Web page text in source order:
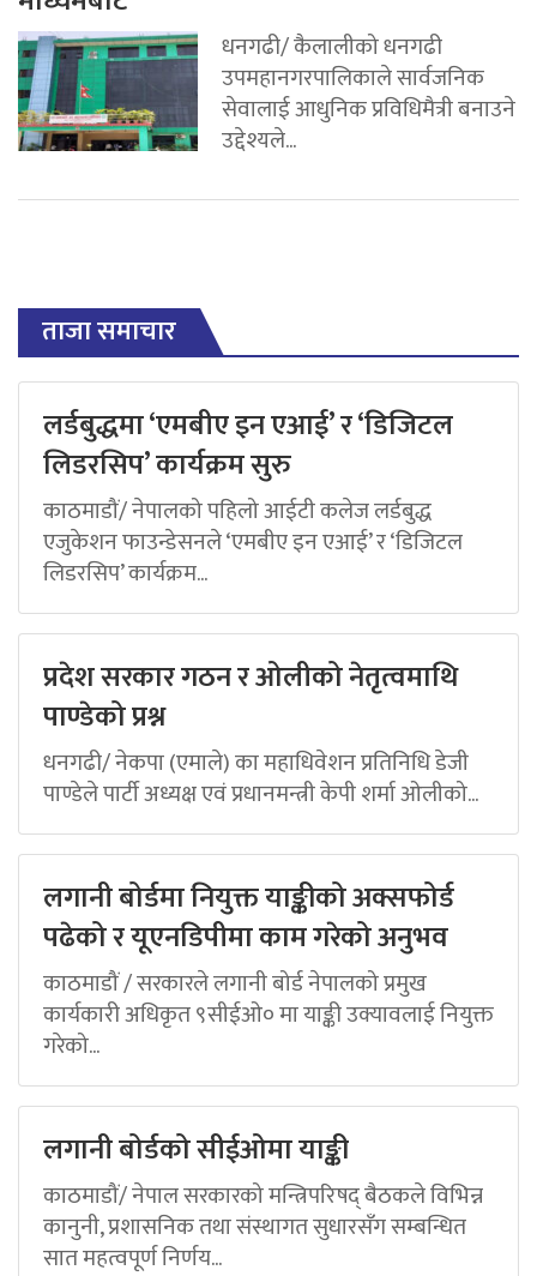
धनगढी/ कैलालीको धनगढी
उपमहानगरपालिकाले सार्वजनिक
सेवालाई आधुनिक प्रविधिमैत्री बनाउने
उद्देश्यले...
ताजा समाचार
लर्डबुद्धमा ‘एमबीए इन एआई’ र ‘डिजिटल
लिडरसिप’ कार्यक्रम सुरु
काठमाडौं/ नेपालको पहिलो आईटी कलेज लर्डबुद्ध
एजुकेशन फाउन्डेसनले ‘एमबीए इन एआई’ र ‘डिजिटल
लिडरसिप’ कार्यक्रम...
प्रदेश सरकार गठन र ओलीको नेतृत्वमाथि
पाण्डेको प्रश्न
धनगढी/ नेकपा (एमाले) का महाधिवेशन प्रतिनिधि डेजी
पाण्डेले पार्टी अध्यक्ष एवं प्रधानमन्त्री केपी शर्मा ओलीको...
लगानी बोर्डमा नियुक्त याङ्कीको अक्सफोर्ड
पढेको र यूएनडिपीमा काम गरेको अनुभव
काठमाडौं / सरकारले लगानी बोर्ड नेपालको प्रमुख
कार्यकारी अधिकृत ९सीईओ० मा याङ्की उक्यावलाई नियुक्त
गरेको...
लगानी बोर्डको सीईओमा याङ्की
काठमाडौं/ नेपाल सरकारको मन्त्रिपरिषद् बैठकले विभिन्न
कानुनी, प्रशासनिक तथा संस्थागत सुधारसँग सम्बन्धित
सात महत्वपूर्ण निर्णय...